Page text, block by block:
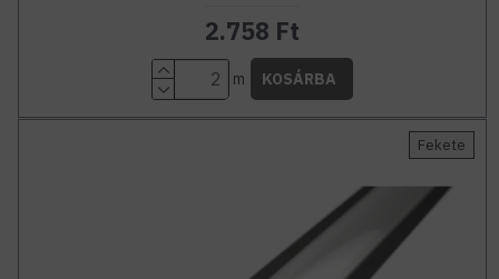
2.758 Ft
m KOSÁRBA
Fekete